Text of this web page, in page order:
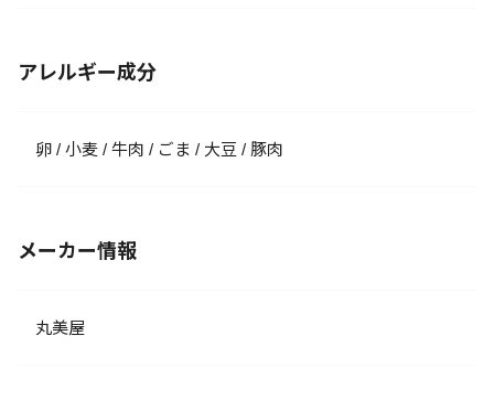
アレルギー成分
卵 / 小麦 / 牛肉 / ごま / 大豆 / 豚肉
メーカー情報
丸美屋